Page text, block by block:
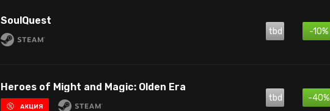
SoulQuest
tbd -10%
Heroes of Might and Magic: Olden Era
АКЦИЯ
tbd -40%